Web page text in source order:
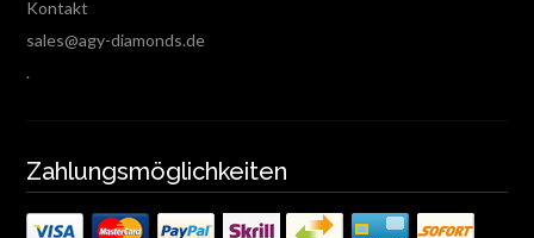
Kontakt
sales@agy-diamonds.de
.
Zahlungsmöglichkeiten